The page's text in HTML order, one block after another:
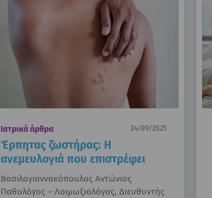
Ιατρικά άρθρα 24/09/2025
Έρπητας ζωστήρας: Η
ανεμευλογιά που επιστρέφει
Βασιλογιαννακόπουλος Αντώνιος
Παθολόγος – Λοιμωξιολόγος, Διευθυντής